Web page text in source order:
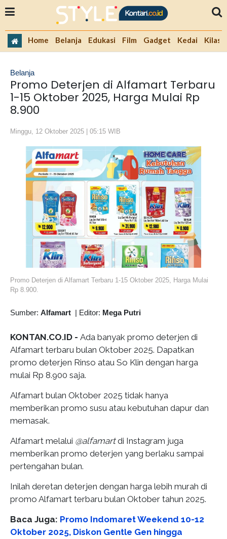
Home Belanja Edukasi Film Gadget Kedai Kilas
Belanja
Promo Deterjen di Alfamart Terbaru
1-15 Oktober 2025, Harga Mulai Rp
8.900
Minggu, 12 Oktober 2025 | 05:15 WIB
Promo Deterjen di Alfamart Terbaru 1-15 Oktober 2025, Harga Mulai
Rp 8.900.
Sumber: Alfamart | Editor: Mega Putri
KONTAN.CO.ID - Ada banyak promo deterjen di
Alfamart terbaru bulan Oktober 2025. Dapatkan
promo deterjen Rinso atau So Klin dengan harga
mulai Rp 8.900 saja.
Alfamart bulan Oktober 2025 tidak hanya
memberikan promo susu atau kebutuhan dapur dan
memasak.
Alfamart melalui @alfamartdi Instagram juga
memberikan promo deterjen yang berlaku sampai
pertengahan bulan.
Inilah deretan deterjen dengan harga lebih murah di
promo Alfamart terbaru bulan Oktober tahun 2025.
Baca Juga: Promo Indomaret Weekend 10-12
Oktober 2025, Diskon Gentle Gen hingga